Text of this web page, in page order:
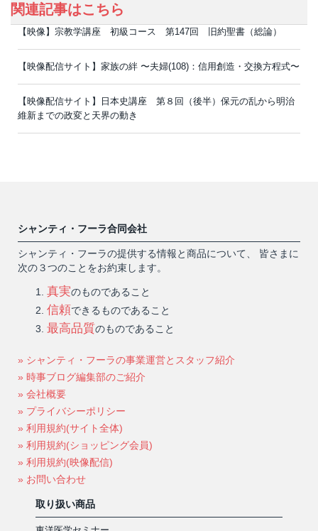
関連記事はこちら
【映像】宗教学講座 初級コース 第147回 旧約聖書（総論）
【映像配信サイト】家族の絆 〜夫婦(108)：信用創造・交換方程式〜
【映像配信サイト】日本史講座 第８回（後半）保元の乱から明治
維新までの政変と天界の動き
シャンティ・フーラ合同会社
シャンティ・フーラの提供する情報と商品について、 皆さまに
次の３つのことをお約束します。
真実のものであること
信頼できるものであること
最高品質のものであること
» シャンティ・フーラの事業運営とスタッフ紹介
» 時事ブログ編集部のご紹介
» 会社概要
» プライバシーポリシー
» 利用規約(サイト全体)
» 利用規約(ショッピング会員)
» 利用規約(映像配信)
» お問い合わせ
取り扱い商品